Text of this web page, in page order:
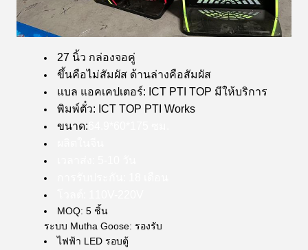
27 นิ้ว กล่องจอคู่
ขึ้นคือไม่สัมผัส ด้านล่างคือสัมผัส
แบล แอคเคปเตอร์: ICT PTI TOP มีให้บริการ
พิมพ์ตั๋ว: ICT TOP PTI Works
ขนาด:
MOQ: 5 ชิ้น
ระบบ Mutha Goose: รองรับ
ไฟฟ้า LED รอบตู้